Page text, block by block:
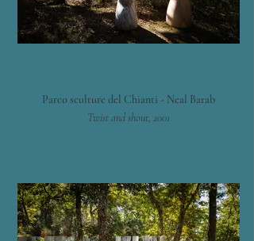
Parco sculture del Chianti - Neal Barab
Twist and shout, 2001